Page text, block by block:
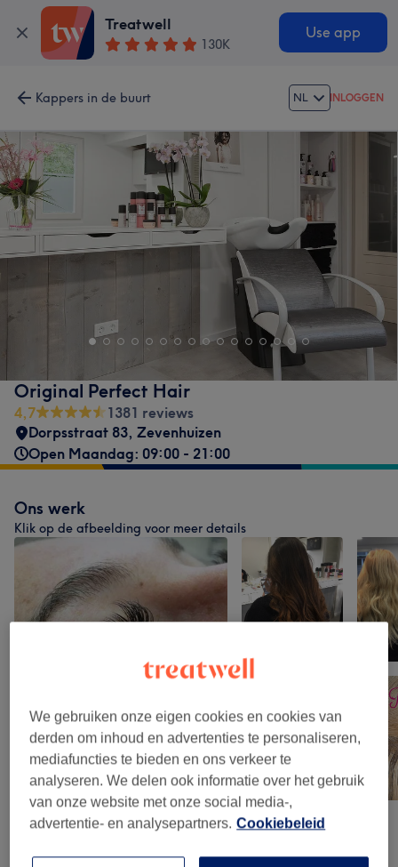
Treatwell
130K
Use app
Kappers in de buurt NL INLOGGEN
Original Perfect Hair
4,7
1381 reviews
Dorpsstraat 83, Zevenhuizen
Open Maandag: 09:00 - 21:00
Ons werk
Klik op de afbeelding voor meer details
Reviews
We gebruiken onze eigen cookies en cookies van
derden om inhoud en advertenties te personaliseren,
mediafuncties te bieden en ons verkeer te
analyseren. We delen ook informatie over het gebruik
van onze website met onze social media-,
advertentie- en analysepartners. Cookiebeleid